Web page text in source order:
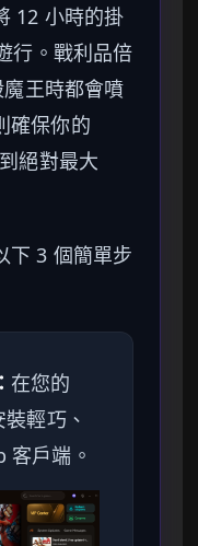
12 小時的掛
行。戰利品倍
王時都會噴
確保你的
絕對最大
下 3 個簡單步
在您的
輕巧、
客戶端。